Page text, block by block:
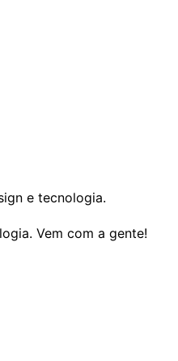
e tecnologia.
Vem com a gente!